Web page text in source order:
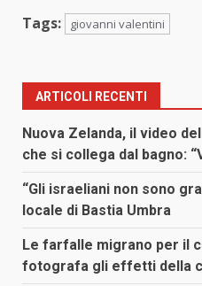
Tags: giovanni valentini
ARTICOLI RECENTI
Nuova Zelanda, il video
che si collega dal bagno:
“Gli israeliani non sono
locale di Bastia Umbra
Le farfalle migrano per il
fotografa gli effetti della